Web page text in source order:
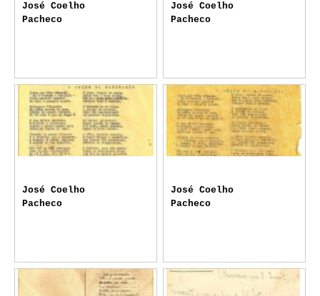
José Coelho
Pacheco
José Coelho
Pacheco
José Coelho
Pacheco
José Coelho
Pacheco